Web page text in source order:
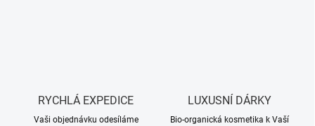
RYCHLÁ EXPEDICE
Vaši objednávku odesíláme
LUXUSNÍ DÁRKY
Bio-organická kosmetika k Vaší